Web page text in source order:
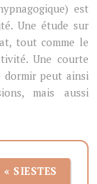
est
Une étude sur
tout comme le
Une courte
dormir peut ainsi
mais aussi
SIESTES